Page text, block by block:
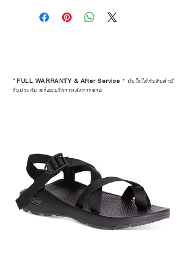
*FULL WARRANTY & After Service * มั่นใจได้กับสินค้ามี
รับประกัน พร้อมบริการหลังการขาย